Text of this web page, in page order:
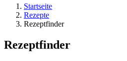
Startseite
Rezepte
Rezeptfinder
Rezeptfinder